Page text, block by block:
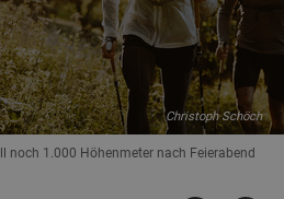
Christoph Schöch
noch 1.000 Höhenmeter nach Feierabend